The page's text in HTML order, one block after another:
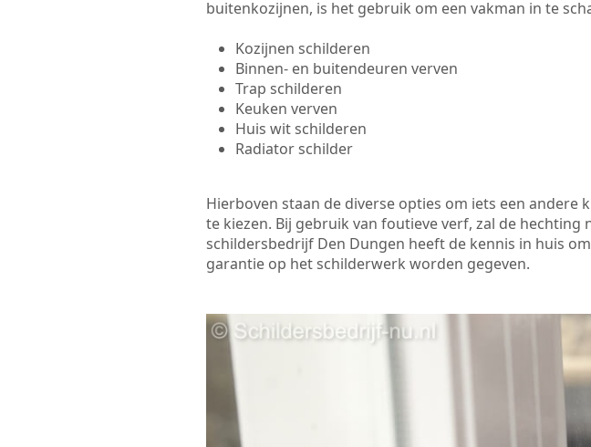
buitenkozijnen, is het gebruik om een vakman in te
Kozijnen schilderen
Binnen- en buitendeuren verven
Trap schilderen
Keuken verven
Huis wit schilderen
Radiator schilder
Hierboven staan de diverse opties om iets een
te kiezen. Bij gebruik van foutieve verf, zal de
schildersbedrijf Den Dungen heeft de kennis in huis
garantie op het schilderwerk worden gegeven.